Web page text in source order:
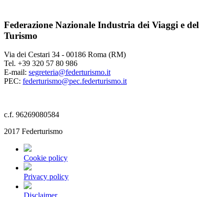
Federazione Nazionale Industria dei Viaggi e del
Turismo
Via dei Cestari 34 - 00186 Roma (RM)
Tel. +39 320 57 80 986
E-mail: segreteria@federturismo.it
PEC: federturismo@pec.federturismo.it
c.f. 96269080584
2017 Federturismo
Cookie policy
Privacy policy